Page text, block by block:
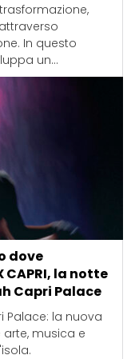
In questo
un...
dove
CAPRI, la notte
Capri Palace
Palace: la nuova
musica e